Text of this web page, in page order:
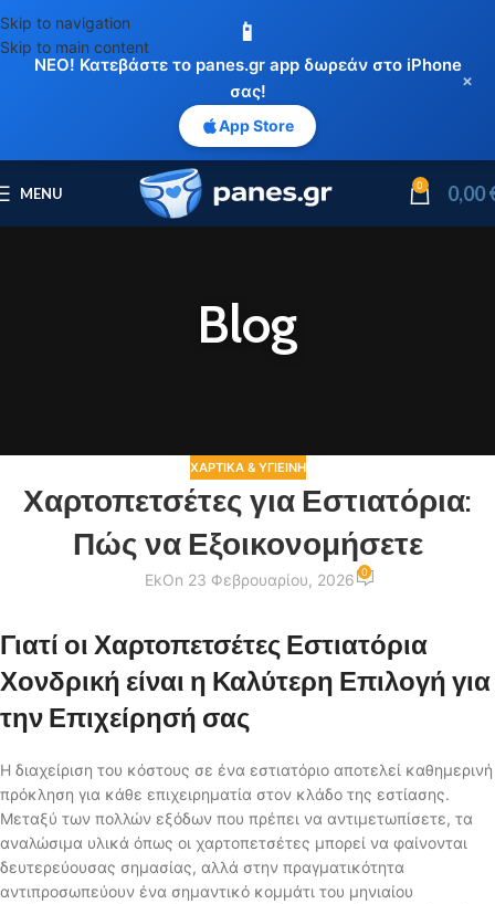
📱
ΝΕΟ! Κατεβάστε το panes.gr app δωρεάν στο iPhone
σας!
App Store
×
Skip to navigation
Skip to main content
MENU 0 0,00
Blog
ΧΑΡΤΙΚΆ & ΥΓΙΕΙΝΉ
Χαρτοπετσέτες για Εστιατόρια:
Πώς να Εξοικονομήσετε
EkOn 23 Φεβρουαρίου, 2026 0
Γιατί οι Χαρτοπετσέτες Εστιατόρια
Χονδρική είναι η Καλύτερη Επιλογή για
την Επιχείρησή σας
Η διαχείριση του κόστους σε ένα εστιατόριο αποτελεί καθημερινή
πρόκληση για κάθε επιχειρηματία στον κλάδο της εστίασης.
Μεταξύ των πολλών εξόδων που πρέπει να αντιμετωπίσετε, τα
αναλώσιμα υλικά όπως οι χαρτοπετσέτες μπορεί να φαίνονται
δευτερεύουσας σημασίας, αλλά στην πραγματικότητα
αντιπροσωπεύουν ένα σημαντικό κομμάτι του μηνιαίου